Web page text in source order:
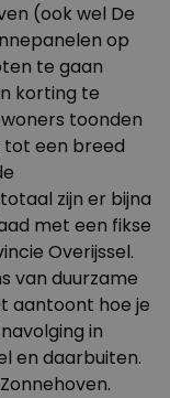
(ook wel De
op
te gaan
korting te
toonden
tot een breed
zijn er bijna
met een fikse
Overijssel.
van duurzame
aantoont hoe je
in
en daarbuiten.